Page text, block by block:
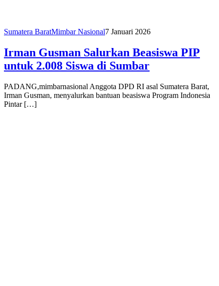
Sumatera BaratMimbar Nasional7 Januari 2026
Irman Gusman Salurkan Beasiswa PIP
untuk 2.008 Siswa di Sumbar
PADANG,mimbarnasional Anggota DPD RI asal Sumatera Barat,
Irman Gusman, menyalurkan bantuan beasiswa Program Indonesia
Pintar […]